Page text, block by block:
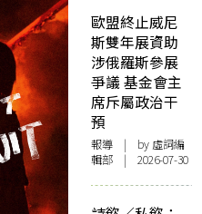
歐盟終止威尼
斯雙年展資助
涉俄羅斯參展
爭議 基金會主
席斥屬政治干
預
報導 | by 虛詞編
輯部 | 2026-07-30